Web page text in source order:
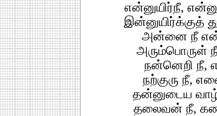
என்னுயிர்நீ,
அன்னை நீ
அரும்பொருள்
நன்னெறி நீ,
நற்குரு நீ,
தன்னுடைய
தலைவன் நீ,